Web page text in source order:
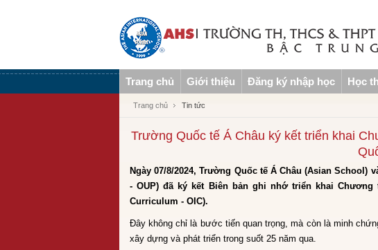
Trang chủ Giới thiệu Đăng ký nhập học Học
Trang chủ Tin tức
Trường Quốc tế Á Châu ký kết triển khai
Ngày 07/8/2024, Trường Quốc tế Á Châu (Asian
- OUP) đã ký kết Biên bản ghi nhớ triển khai Chương
Curriculum - OIC).
Đây không chỉ là bước tiến quan trọng, mà còn là minh
xây dựng và phát triển trong suốt 25 năm qua.